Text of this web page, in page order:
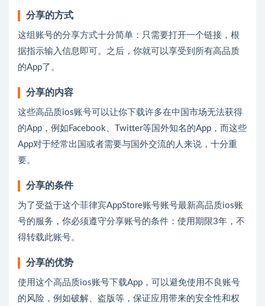
分享的方式
这组账号的分享方式十分简单：只需要打开一个链接，根
据指示输入信息即可。之后，你就可以享受到所有高品质
的App了。
分享的内容
这些高品质ios账号可以让你下载许多在中国市场无法获得
的App，例如Facebook、Twitter等国外知名的App，而这些
App对于经常出国或者需要与国外交流的人来说，十分重
要。
分享的条件
为了受益于这个菲律宾AppStore账号账号最新高品质ios账
号的服务，你必须遵守分享账号的条件：使用期限3年，不
得转载此账号。
分享的优势
使用这个高品质ios账号下载App，可以避免使用不良账号
的风险，例如破解、盗版等，保证应用带来的安全性和权